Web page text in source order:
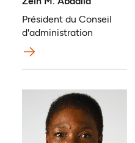
Président du Conseil
d'administration